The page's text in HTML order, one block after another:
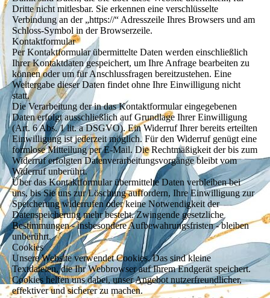
Dritte nicht mitlesbar. Sie erkennen eine verschlüsselte
Verbindung an der „https://“ Adresszeile Ihres Browsers und am
Schloss-Symbol in der Browserzeile.
Kontaktformular
Per Kontaktformular übermittelte Daten werden einschließlich
Ihrer Kontaktdaten gespeichert, um Ihre Anfrage bearbeiten zu
können oder um für Anschlussfragen bereitzustehen. Eine
Weitergabe dieser Daten findet ohne Ihre Einwilligung nicht
statt.
Die Verarbeitung der in das Kontaktformular eingegebenen
Daten erfolgt ausschließlich auf Grundlage Ihrer Einwilligung
(Art. 6 Abs. 1 lit. a DSGVO). Ein Widerruf Ihrer bereits erteilten
Einwilligung ist jederzeit möglich. Für den Widerruf genügt eine
formlose Mitteilung per E-Mail. Die Rechtmäßigkeit der bis zum
Widerruf erfolgten Datenverarbeitungsvorgänge bleibt vom
Widerruf unberührt.
Über das Kontaktformular übermittelte Daten verbleiben bei
uns, bis Sie uns zur Löschung auffordern, Ihre Einwilligung zur
Speicherung widerrufen oder keine Notwendigkeit der
Datenspeicherung mehr besteht. Zwingende gesetzliche
Bestimmungen - insbesondere Aufbewahrungsfristen - bleiben
unberührt.
Cookies
Unsere Website verwendet Cookies. Das sind kleine
Textdateien, die Ihr Webbrowser auf Ihrem Endgerät speichert.
Cookies helfen uns dabei, unser Angebot nutzerfreundlicher,
effektiver und sicherer zu machen.